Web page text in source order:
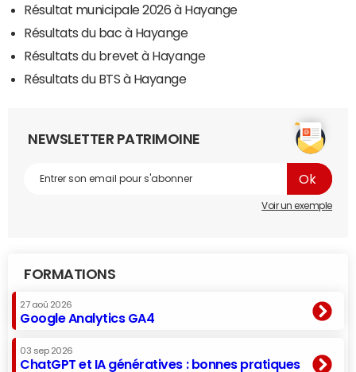
Résultat municipale 2026 à Hayange
Résultats du bac à Hayange
Résultats du brevet à Hayange
Résultats du BTS à Hayange
NEWSLETTER PATRIMOINE
Voir un exemple
FORMATIONS
27 aoû 2026
Google Analytics GA4
03 sep 2026
ChatGPT et IA génératives : bonnes pratiques